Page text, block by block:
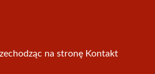
na stronę Kontakt